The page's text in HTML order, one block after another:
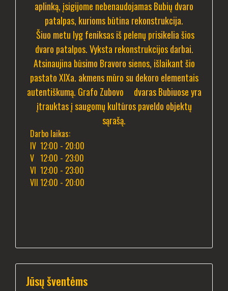
aplinką, įsigijome nebenaudojamas Bubių dvaro
patalpas, kurioms būtina rekonstrukcija.
Šiuo metu lyg feniksas iš pelenų prisikelia šios
dvaro patalpos. Vyksta rekonstrukcijos darbai.
Atsinaujina būsimo Bravoro sienos, išlaikant šio
pastato XIXa. akmens mūro su dekoro elementais
autentiškumą. Grafo Zubovo dvaras Bubiuose yra
įtrauktas į saugomų kultūros paveldo objektų
sąrašą.
Darbo laikas:
IV 12:00 - 20:00
V 12:00 - 23:00
VI 12:00 - 23:00
VII 12:00 - 20:00
Jūsų šventėms